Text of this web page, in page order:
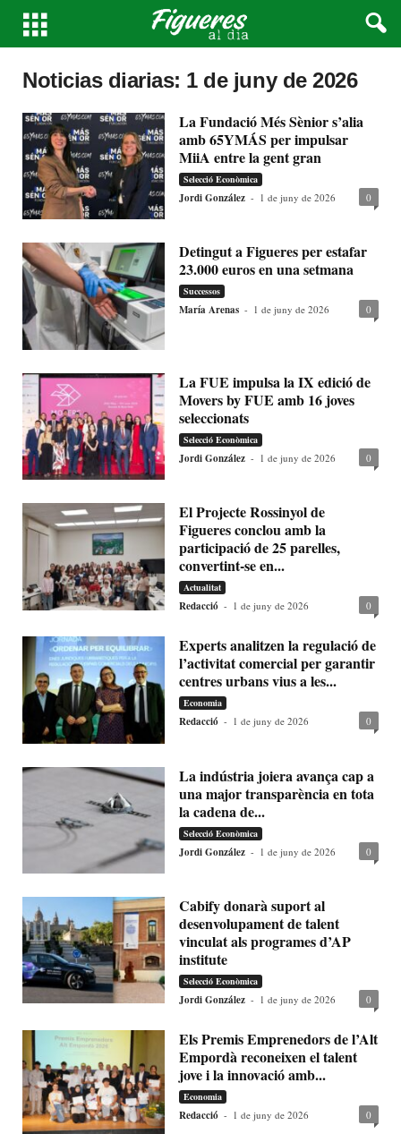
Noticias diarias: 1 de juny de 2026
La Fundació Més Sènior s’alia
amb 65YMÁS per impulsar
MiiA entre la gent gran
Selecció Econòmica
Jordi González - 1 de juny de 2026 0
Detingut a Figueres per estafar
23.000 euros en una setmana
Successos
María Arenas - 1 de juny de 2026 0
La FUE impulsa la IX edició de
Movers by FUE amb 16 joves
seleccionats
Selecció Econòmica
Jordi González - 1 de juny de 2026 0
El Projecte Rossinyol de
Figueres conclou amb la
participació de 25 parelles,
convertint-se en...
Actualitat
Redacció - 1 de juny de 2026 0
Experts analitzen la regulació de
l’activitat comercial per garantir
centres urbans vius a les...
Economia
Redacció - 1 de juny de 2026 0
La indústria joiera avança cap a
una major transparència en tota
la cadena de...
Selecció Econòmica
Jordi González - 1 de juny de 2026 0
Cabify donarà suport al
desenvolupament de talent
vinculat als programes d’AP
institute
Selecció Econòmica
Jordi González - 1 de juny de 2026 0
Els Premis Emprenedors de l’Alt
Empordà reconeixen el talent
jove i la innovació amb...
Economia
Redacció - 1 de juny de 2026 0